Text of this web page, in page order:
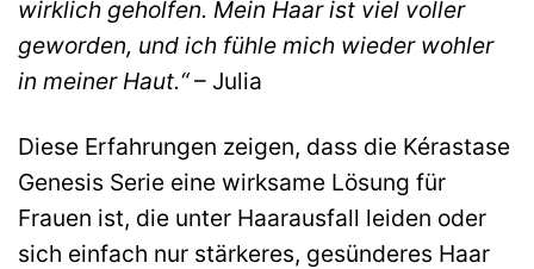
wirklich geholfen. Mein Haar ist viel voller
geworden, und ich fühle mich wieder wohler
in meiner Haut.“– Julia
Diese Erfahrungen zeigen, dass die Kérastase
Genesis Serie eine wirksame Lösung für
Frauen ist, die unter Haarausfall leiden oder
sich einfach nur stärkeres, gesünderes Haar